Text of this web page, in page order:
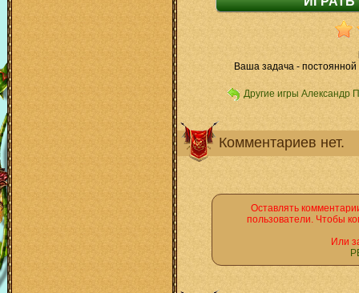
Ваша задача -
Другие игры Александр
Комментариев нет.
Оставлять
пользователи. Чтобы
Или